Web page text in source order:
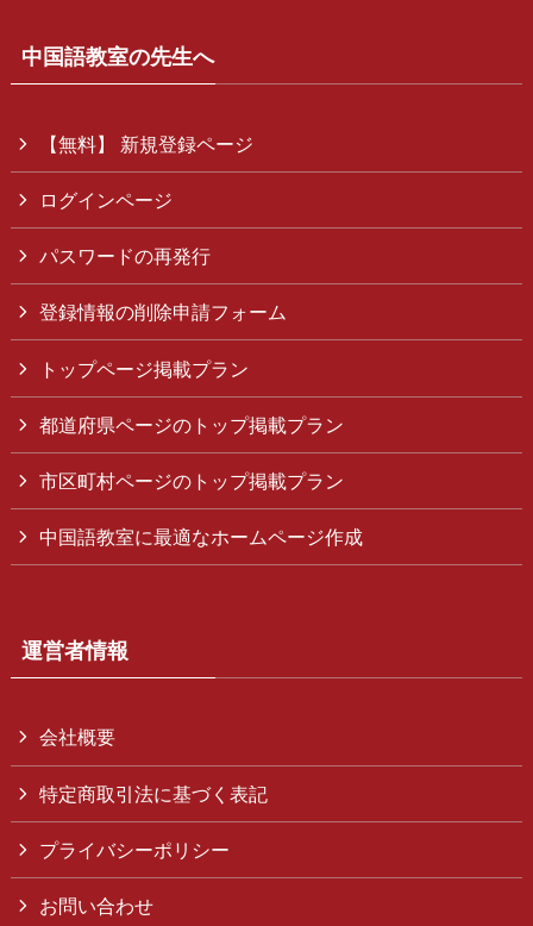
中国語教室の先生へ
【無料】 新規登録ページ
ログインページ
パスワードの再発行
登録情報の削除申請フォーム
トップページ掲載プラン
都道府県ページのトップ掲載プラン
市区町村ページのトップ掲載プラン
中国語教室に最適なホームページ作成
運営者情報
会社概要
特定商取引法に基づく表記
プライバシーポリシー
お問い合わせ